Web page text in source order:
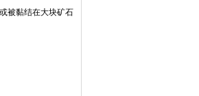
被黏结在大块矿石